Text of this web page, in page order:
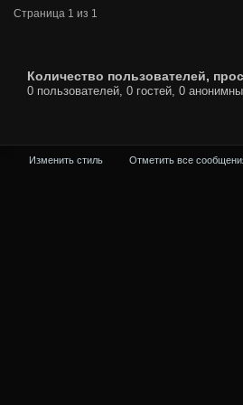
Страница 1 из 1
Количество пользователей,
0 пользователей, 0 гостей, 0
Изменить стиль Отметить все